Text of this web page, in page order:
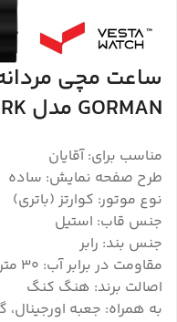
GORMAN مدل DG0525KRK
مناسب برای: آقایان
طرح صفحه نمایش: ساده
نوع موتور: کوارتز (باتری)
جنس قاب: استیل
جنس بند: رابر
مقاومت در برابر آب: 3۰ متر
اصالت برند: هنگ کنگ
به همراه: جعبه اورجینال،